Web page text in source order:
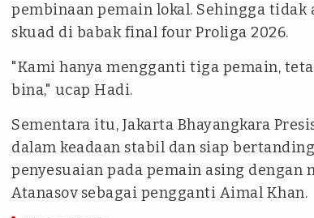
pembinaan pemain lokal. Sehingga tidak
skuad di babak final four Proliga 2026.
"Kami hanya mengganti tiga pemain,
bina," ucap Hadi.
Sementara itu, Jakarta Bhayangkara
dalam keadaan stabil dan siap
penyesuaian pada pemain asing dengan
Atanasov sebagai pengganti Aimal Khan.